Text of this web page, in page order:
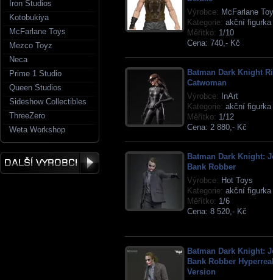
Výrobce: McFarlane
Kategorie: akční figurka
Měřítko: 1/10
Cena: 740,- Kč
Batman Dark Knight
Catwoman
Výrobce:
InArt
Kategorie: akční figurka
Měřítko: 1/12
Cena: 2 880,- Kč
Batman Dark Knight:
Bank Robber
Výrobce: Hot Toys
Kategorie: akční figurka
Měřítko: 1/6
Cena: 8 520,- Kč
Batman Dark Knight:
Bank Robber
Version
Iron Studios
Kotobukiya
McFarlane Toys
Mezco Toyz
Neca
Prime 1 Studio
Queen Studios
Sideshow Collectibles
ThreeZero
Weta Workshop